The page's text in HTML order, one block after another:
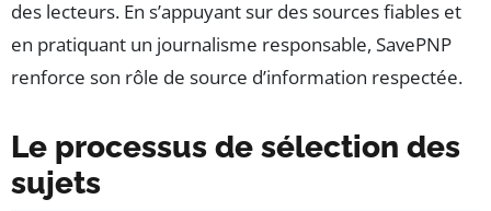
des lecteurs. En s’appuyant sur des sources fiables et
en pratiquant un journalisme responsable, SavePNP
renforce son rôle de source d’information respectée.
Le processus de sélection des
sujets